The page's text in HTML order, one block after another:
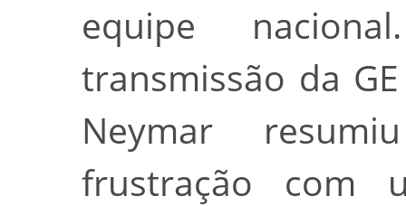
equipe
transmissão da
Neymar
frustração com